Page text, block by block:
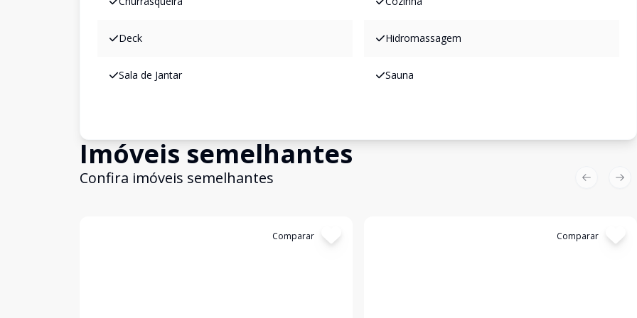
Deck Hidromassagem
Sala de Jantar Sauna
Imóveis semelhantes
Confira imóveis semelhantes
Comparar Comparar
Previous